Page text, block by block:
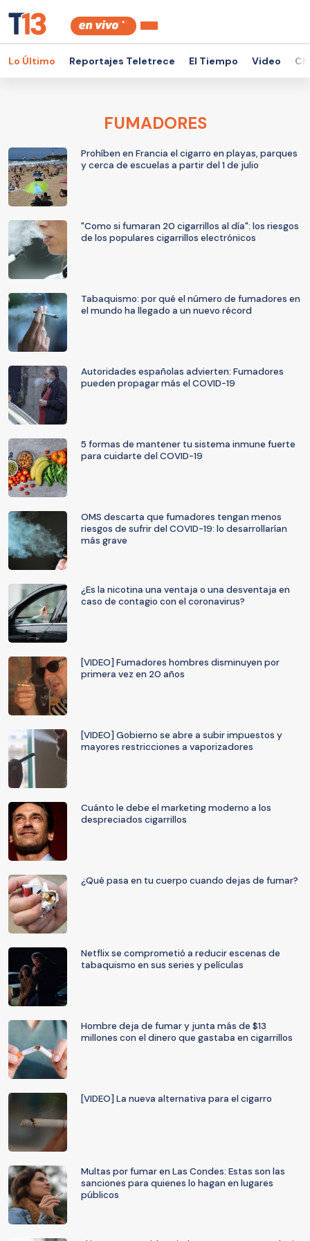
Lo Último Reportajes Teletrece El Tiempo Video
FUMADORES
Prohíben en Francia el cigarro en playas, parques
y cerca de escuelas a partir del 1 de julio
"Como si fumaran 20 cigarrillos al día": los riesgos
de los populares cigarrillos electrónicos
Tabaquismo: por qué el número de fumadores en
el mundo ha llegado a un nuevo récord
Autoridades españolas advierten: Fumadores
pueden propagar más el COVID-19
5 formas de mantener tu sistema inmune fuerte
para cuidarte del COVID-19
OMS descarta que fumadores tengan menos
riesgos de sufrir del COVID-19: lo desarrollarían
más grave
¿Es la nicotina una ventaja o una desventaja en
caso de contagio con el coronavirus?
[VIDEO] Fumadores hombres disminuyen por
primera vez en 20 años
[VIDEO] Gobierno se abre a subir impuestos y
mayores restricciones a vaporizadores
Cuánto le debe el marketing moderno a los
despreciados cigarrillos
¿Qué pasa en tu cuerpo cuando dejas de fumar?
Netflix se comprometió a reducir escenas de
tabaquismo en sus series y películas
Hombre deja de fumar y junta más de $13
millones con el dinero que gastaba en cigarrillos
[VIDEO] La nueva alternativa para el cigarro
Multas por fumar en Las Condes: Estas son las
sanciones para quienes lo hagan en lugares
públicos